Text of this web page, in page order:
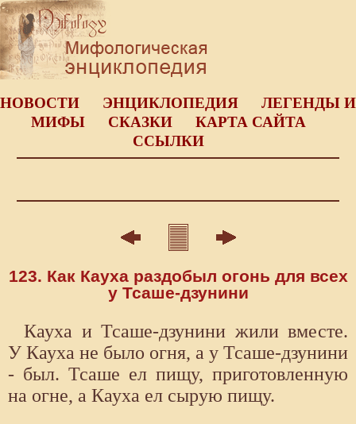
НОВОСТИ ЭНЦИКЛОПЕДИЯ
ЛЕГЕНДЫ И
МИФЫ
СКАЗКИ
КАРТА САЙТА
ССЫЛКИ
123. Как Кауха раздобыл огонь для всех
у Тсаше-дзунини
Кауха и Тсаше-дзунини жили вместе.
У Кауха не было огня, а у Тсаше-дзунини
- был. Тсаше ел пищу, приготовленную
на огне, а Кауха ел сырую пищу.